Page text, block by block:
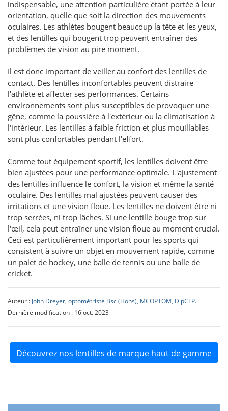
indispensable, une attention particulière étant portée à leur
orientation, quelle que soit la direction des mouvements
oculaires. Les athlètes bougent beaucoup la tête et les yeux,
et des lentilles qui bougent trop peuvent entraîner des
problèmes de vision au pire moment.
Il est donc important de veiller au confort des lentilles de
contact. Des lentilles inconfortables peuvent distraire
l'athlète et affecter ses performances. Certains
environnements sont plus susceptibles de provoquer une
gêne, comme la poussière à l'extérieur ou la climatisation à
l'intérieur. Les lentilles à faible friction et plus mouillables
sont plus confortables pendant l'effort.
Comme tout équipement sportif, les lentilles doivent être
bien ajustées pour une performance optimale. L'ajustement
des lentilles influence le confort, la vision et même la santé
oculaire. Des lentilles mal ajustées peuvent causer des
irritations et une vision floue. Les lentilles ne doivent être ni
trop serrées, ni trop lâches. Si une lentille bouge trop sur
l'œil, cela peut entraîner une vision floue au moment crucial.
Ceci est particulièrement important pour les sports qui
consistent à suivre un objet en mouvement rapide, comme
un palet de hockey, une balle de tennis ou une balle de
cricket.
Auteur : John Dreyer, optométriste Bsc (Hons), MCOPTOM, DipCLP.
Dernière modification : 16 oct. 2023
Découvrez nos lentilles de marque haut de gamme